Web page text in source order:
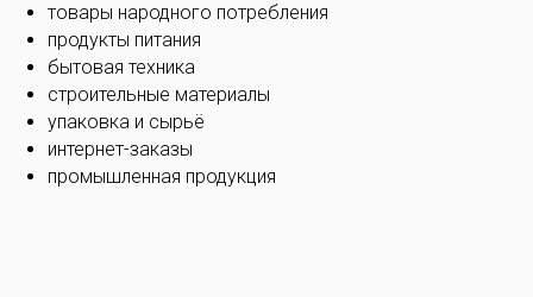
товары народного потребления
продукты питания
бытовая техника
строительные материалы
упаковка и сырьё
интернет-заказы
промышленная продукция